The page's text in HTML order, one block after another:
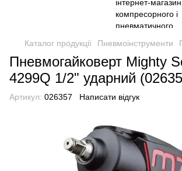
Каталог продукції Пневмоінструменти
Пневмогайковерт Mighty
4299Q 1/2" ударний
Артикул: 026357 Написати відгук